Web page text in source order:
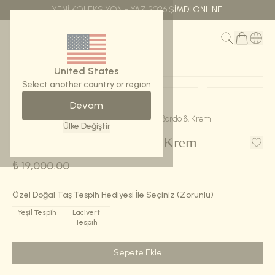
United States
Select another country or region
Devam
Ülke Değiştir
YENİ KOLEKSİYON - YAZ 2026 ŞİMDİ ONLINE!
Ana Sayfa Ürünler Seccade Ravza-Bordo & Krem
Seccade Ravza-Bordo & Krem
₺ 19,000.00
Özel Doğal Taş Tespih Hediyesi İle Seçiniz (Zorunlu)
Yeşil Tespih
Lacivert
Tespih
Sepete Ekle